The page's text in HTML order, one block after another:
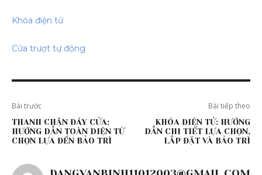
Khóa điện tử
Cửa trượt tự động
Bài trước
THANH CHẶN ĐÁY CỬA:
HƯỚNG DẪN TOÀN DIỆN TỪ
CHỌN LỰA ĐẾN BẢO TRÌ
Bài tiếp theo
KHÓA ĐIỆN TỬ: HƯỚNG
DẪN CHI TIẾT LỰA CHỌN,
LẮP ĐẶT VÀ BẢO TRÌ